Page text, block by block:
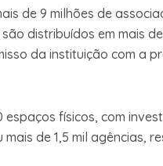
de 9 milhões de
distribuídos em mais de
da instituição com a
físicos, com
mais de 1,5 mil agências,